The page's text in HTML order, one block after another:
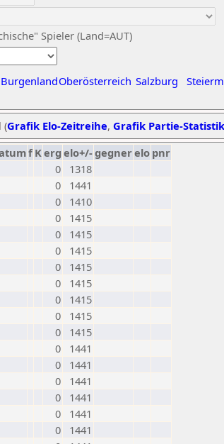
Spieler (Land=AUT)
BurgenlandOberösterreich Salzburg
(Grafik Elo-Zeitreihe, Grafik Partie-Statistik
f Kerg elo+/-gegnerelo pnr
0
1318
0
1441
0
1410
0
1415
0
1415
0
1415
0
1415
0
1415
0
1415
0
1415
0
1415
0
1441
0
1441
0
1441
0
1441
0
1441
0
1441